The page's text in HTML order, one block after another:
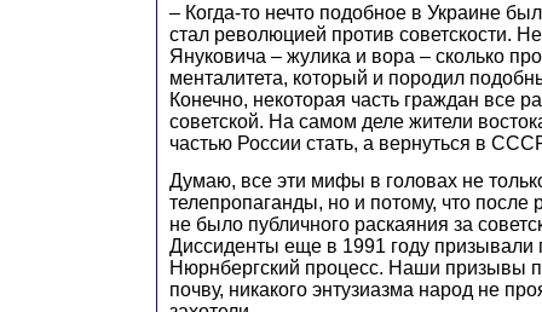
– Когда-то нечто подобное в Украине
стал революцией против советскости.
Януковича – жулика и вора – сколько
менталитета, который и породил
Конечно, некоторая часть граждан все
советской. На самом деле жители
частью России стать, а вернуться в
Думаю, все эти мифы в головах не
телепропаганды, но и потому, что
не было публичного раскаяния за
Диссиденты еще в 1991 году призывали
Нюрнбергский процесс. Наши призывы
почву, никакого энтузиазма народ не